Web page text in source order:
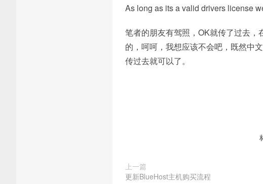
As long as its a valid drivers license
笔者的朋友有驾照，OK就传了过去
的，呵呵，我想应该不会吧，既然中
传过去就可以了。
上一篇
更新BlueHost主机购买流程